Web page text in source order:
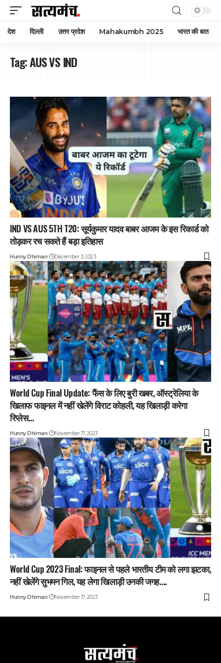
देश दिल्ली उत्तर प्रदेश Mahakumbh 2025 भारत की बात
Tag:AUS VS IND
IND VS AUS 5TH T20: सूर्यकुमार यादव बाबर आजम के इस रिकार्ड को
तोड़कर रच सकते हैं बड़ा इतिहास
Hunny Dhiman December 3, 2023
World Cup Final Update: फैंस के लिए बुरी खबर, ऑस्ट्रेलिया के
खिलाफ फाइनल में नहीं खेलेंगे विराट कोहली, यह खिलाड़ी करेगा
रिप्लेस…
Hunny Dhiman November 17, 2023
World Cup 2023 Final: फाइनल से पहले भारतीय टीम को लगा झटका,
नहीं खेलेंगे सुभमन गिल, यह लेगा खिलाड़ी उनकी जगह….
Hunny Dhiman November 17, 2023